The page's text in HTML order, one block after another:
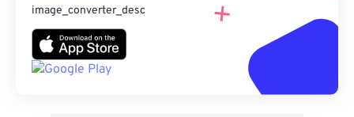
image_converter_desc